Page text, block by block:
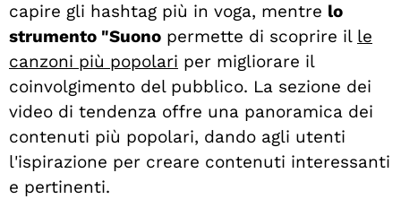
capire gli hashtag più in voga, mentre lo
strumento "Suono permette di scoprire il le
canzoni più popolari per migliorare il
coinvolgimento del pubblico. La sezione dei
video di tendenza offre una panoramica dei
contenuti più popolari, dando agli utenti
l'ispirazione per creare contenuti interessanti
e pertinenti.